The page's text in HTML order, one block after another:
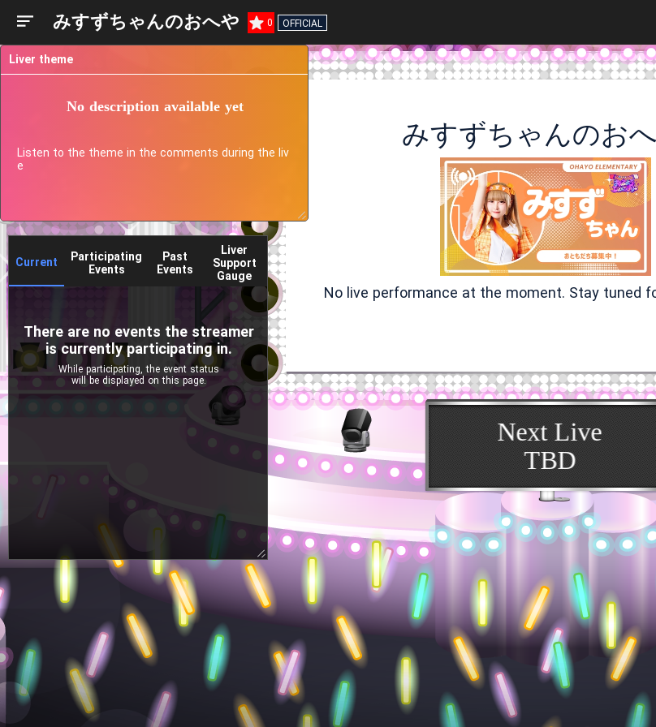
みすずちゃんのおへや 0 OFFICIAL
みすずちゃんのお
No live performance at the moment. Stay tuned
Current
Participating
Events
Past
Events
Liver
Support
Gauge
There are no events the streamer
is currently participating in.
While participating, the event status
will be displayed on this page.
Liver theme
No description available yet
Listen to the theme in the comments during the liv
e